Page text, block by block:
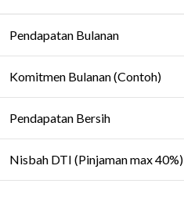
Pendapatan Bulanan
Komitmen Bulanan (Contoh)
Pendapatan Bersih
Nisbah DTI (Pinjaman max 40%)